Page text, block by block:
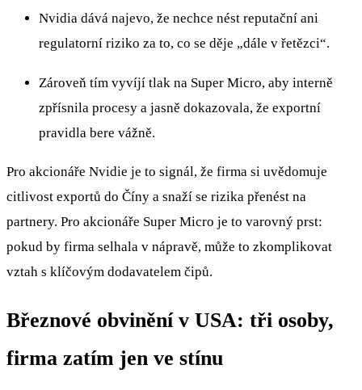
Nvidia dává najevo, že nechce nést reputační ani
regulatorní riziko za to, co se děje „dále v řetězci“.
Zároveň tím vyvíjí tlak na Super Micro, aby interně
zpřísnila procesy a jasně dokazovala, že exportní
pravidla bere vážně.
Pro akcionáře Nvidie je to signál, že firma si uvědomuje
citlivost exportů do Číny a snaží se rizika přenést na
partnery. Pro akcionáře Super Micro je to varovný prst:
pokud by firma selhala v nápravě, může to zkomplikovat
vztah s klíčovým dodavatelem čipů.
Březnové obvinění v USA: tři osoby,
firma zatím jen ve stínu